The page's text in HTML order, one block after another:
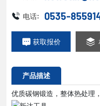
电话: 0535-
获取报价
产品描述
优质碳钢锻造，整体热处理